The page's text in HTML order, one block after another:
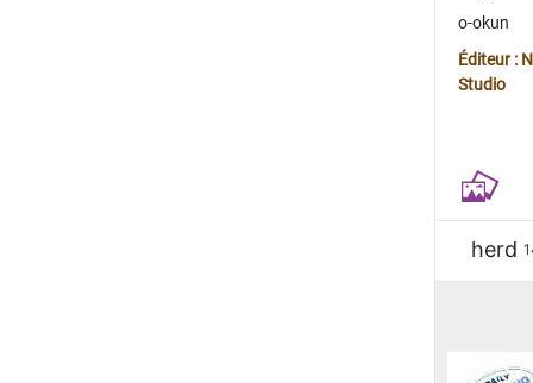
o-okun
Éditeur :
Studio
herd